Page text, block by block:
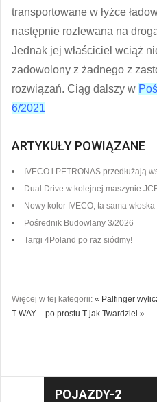
transportowane w łyżce
następnie rozlewana na
Jednak jej właściciel wciąż
zadowolony z żadnego z
rozwiązań. Ciąg dalszy w
6/2021
ARTYKUŁY POWIĄZANE
IVECO i PETRONAS przedłużają
Dual Drive w kolejnej maszynie
Nowy kolor IVECO, ta sama włoska
Pośrednik Budowlany 3/2026
Targi 4Poland po raz siódmy!
Więcej w tej kategorii: « Palfinger
T WAY – po prostu T jak Twardziel »
POJAZDY-2